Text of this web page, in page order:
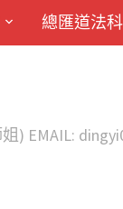
總匯道法
EMAIL: